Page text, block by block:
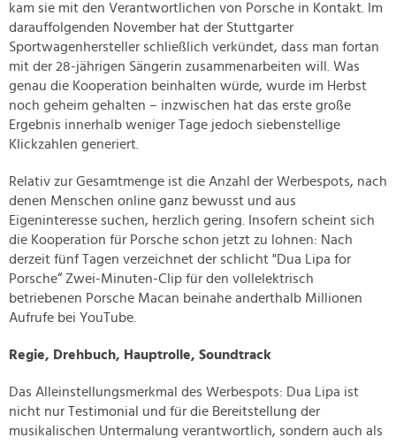
kam sie mit den Verantwortlichen von Porsche in Kontakt. Im
darauffolgenden November hat der Stuttgarter
Sportwagenhersteller schließlich verkündet, dass man fortan
mit der 28-jährigen Sängerin zusammenarbeiten will. Was
genau die Kooperation beinhalten würde, wurde im Herbst
noch geheim gehalten – inzwischen hat das erste große
Ergebnis innerhalb weniger Tage jedoch siebenstellige
Klickzahlen generiert.
Relativ zur Gesamtmenge ist die Anzahl der Werbespots, nach
denen Menschen online ganz bewusst und aus
Eigeninteresse suchen, herzlich gering. Insofern scheint sich
die Kooperation für Porsche schon jetzt zu lohnen: Nach
derzeit fünf Tagen verzeichnet der schlicht "Dua Lipa for
Porsche“ Zwei-Minuten-Clip für den vollelektrisch
betriebenen Porsche Macan beinahe anderthalb Millionen
Aufrufe bei YouTube.
Regie, Drehbuch, Hauptrolle, Soundtrack
Das Alleinstellungsmerkmal des Werbespots: Dua Lipa ist
nicht nur Testimonial und für die Bereitstellung der
musikalischen Untermalung verantwortlich, sondern auch als